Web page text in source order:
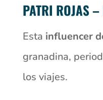
PATRI ROJAS
Esta influencer
granadina,
los viajes.